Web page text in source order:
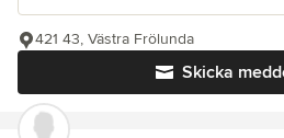
Skicka
421 43, Västra Frölunda